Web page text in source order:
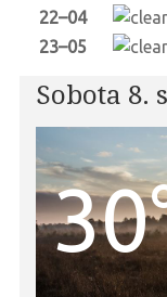
22–04
23–05
Sobota 8.